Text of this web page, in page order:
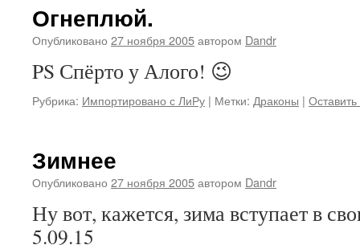
Огнеплюй.
Опубликовано 27 ноября 2005автором Dandr
PS Спёрто у Алого! 😉
Рубрика: Импортировано с ЛиРу | Метки: Драконы |
Зимнее
Опубликовано 27 ноября 2005автором Dandr
Ну вот, кажется, зима вступает в
5.09.15